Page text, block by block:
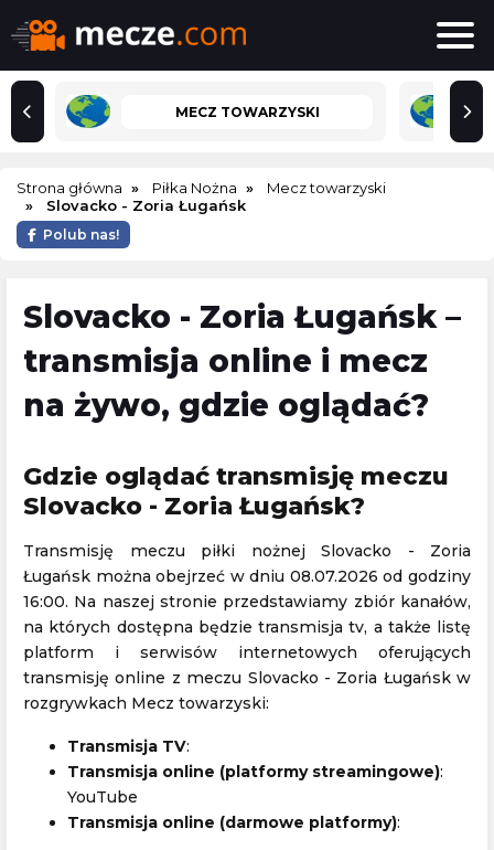
MECZ TOWARZYSKI
Strona główna Piłka Nożna
Mecz towarzyski
Slovacko - Zoria Ługańsk
Polub nas!
Slovacko - Zoria Ługańsk –
transmisja online i mecz
na żywo, gdzie oglądać?
Gdzie oglądać transmisję meczu
Slovacko - Zoria Ługańsk?
Transmisję meczu piłki nożnej Slovacko - Zoria
Ługańsk można obejrzeć w dniu 08.07.2026 od godziny
16:00. Na naszej stronie przedstawiamy zbiór kanałów,
na których dostępna będzie transmisja tv, a także listę
platform i serwisów internetowych oferujących
transmisję online z meczu Slovacko - Zoria Ługańsk w
rozgrywkach Mecz towarzyski:
Transmisja TV:
Transmisja online (platformy streamingowe):
YouTube
Transmisja online (darmowe platformy):